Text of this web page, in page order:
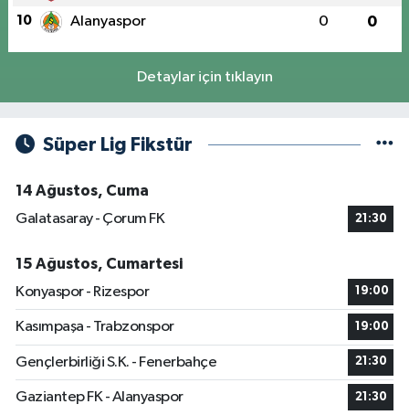
10 Alanyaspor 0 0
Detaylar için tıklayın
Süper Lig Fikstür
14 Ağustos, Cuma
Galatasaray - Çorum FK
21:30
15 Ağustos, Cumartesi
Konyaspor - Rizespor
19:00
Kasımpaşa - Trabzonspor 19:00
Gençlerbirliği S.K. - Fenerbahçe 21:30
Gaziantep FK - Alanyaspor 21:30